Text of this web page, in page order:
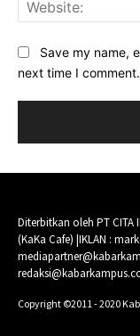
Save my name,
next time I comment.
Diterbitkan oleh PT CITA
(KaKa Cafe) |IKLAN :
Copyright ©2011 - 2020